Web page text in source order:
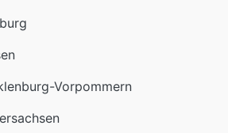
Vorpommern